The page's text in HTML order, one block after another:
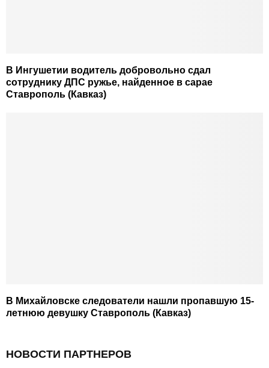
В Ингушетии водитель добровольно сдал
сотруднику ДПС ружье, найденное в сарае
Ставрополь (Кавказ)
В Михайловске следователи нашли пропавшую 15-
летнюю девушку Ставрополь (Кавказ)
НОВОСТИ ПАРТНЕРОВ